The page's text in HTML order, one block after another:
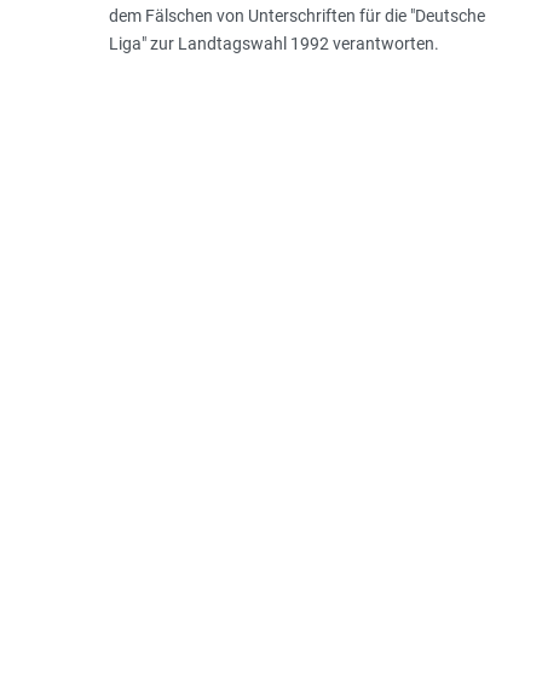
dem Fälschen von Unterschriften für die "Deutsche
Liga" zur Landtagswahl 1992 verantworten.